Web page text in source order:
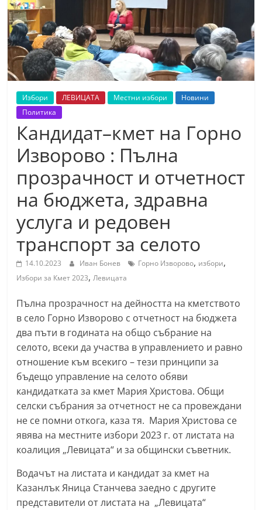
К
а
з
а
н
к
и
о
л
с
С
а
р
а
З
а
г
о
р
а
–
k
a
z
Избори ЛЕВИЦАТА Местни избори
Новини
Политика
Кандидат–кмет на Горно
Изворово : Пълна
прозрачност и отчетност
на бюджета, здравна
услуга и редовен
транспорт за селото
14.10.2023 Иван Бонев Горно Изворово, избори,
Избори за Кмет 2023,Левицата
Пълна прозрачност на дейността на кметството
в село Горно Изворово с отчетност на бюджета
два пъти в годината на общо събрание на
селото, всеки да участва в управлението и равно
отношение към всекиго – тези принципи за
бъдещо управление на селото обяви
кандидатката за кмет Мария Христова. Общи
селски събрания за отчетност не са провеждани
не се помни откога, каза тя. Мария Христова се
явява на местните избори 2023 г. от листата на
коалиция „Левицата“ и за общински съветник.
Водачът на листата и кандидат за кмет на
Казанлък Яница Станчева заедно с другите
представители от листата на „Левицата“